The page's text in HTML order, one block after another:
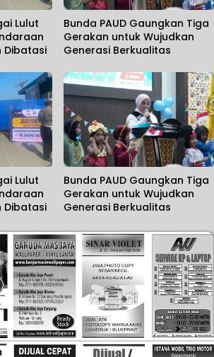
Lulut
Dibatasi
Bunda PAUD Gaungkan Tiga
Gerakan untuk Wujudkan
Generasi Berkualitas
Lulut
Dibatasi
Bunda PAUD Gaungkan Tiga
Gerakan untuk Wujudkan
Generasi Berkualitas